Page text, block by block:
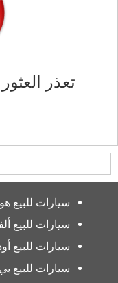
تعذر
سيارات للبيع
سيارات للبيع
سيارات للبيع
سيارات للبيع